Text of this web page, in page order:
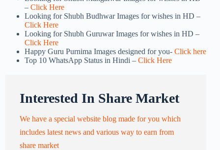
– Click Here
Looking for Shubh Budhwar Images for wishes in HD –
Click Here
Looking for Shubh Guruwar Images for wishes in HD –
Click Here
Happy Guru Purnima Images designed for you- Click here
Top 10 WhatsApp Status in Hindi – Click Here
Interested In Share Market
We have a special website blog made for you which
includes latest news and various way to earn from
share market